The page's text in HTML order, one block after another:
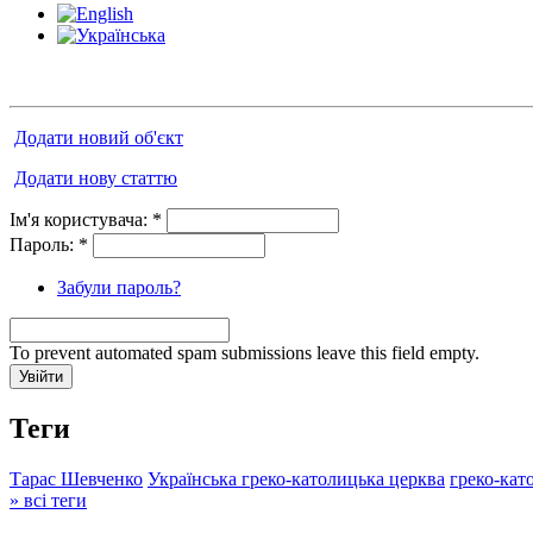
Додати новий об'єкт
Додати нову статтю
Ім'я користувача: *
Пароль: *
Забули пароль?
To prevent automated spam submissions leave this field empty.
Теги
Тарас Шевченко Українська греко-католицька церква греко-
» всі теги